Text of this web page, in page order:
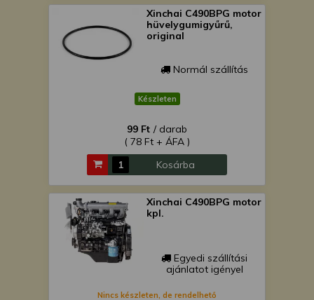
Xinchai C490BPG motor
hüvelygumigyűrű,
original
Normál szállítás
Készleten
99 Ft / darab
( 78 Ft + ÁFA )
Kosárba
Xinchai C490BPG motor
kpl.
Egyedi szállítási
ajánlatot igényel
Nincs készleten, de rendelhető